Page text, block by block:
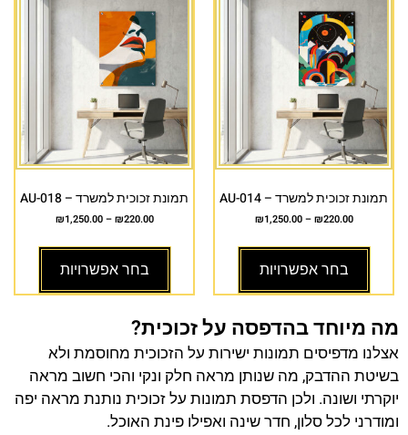
תמונת זכוכית למשרד – AU-014
₪220.00
–
₪1,250.00
בחר אפשרויות
תמונת זכוכית למשרד – AU-018
₪220.00
–
₪1,250.00
בחר אפשרויות
מה מיוחד בהדפסה על זכוכית?
אצלנו מדפיסים תמונות ישירות על הזכוכית מחוסמת ולא
בשיטת ההדבק, מה שנותן מראה חלק ונקי והכי חשוב מראה
יוקרתי ושונה. ולכן הדפסת תמונות על זכוכית נותנת מראה יפה
ומודרני לכל סלון, חדר שינה ואפילו פינת האוכל.